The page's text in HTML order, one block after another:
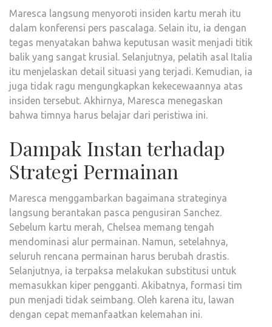
Maresca langsung menyoroti insiden kartu merah itu
dalam konferensi pers pascalaga. Selain itu, ia dengan
tegas menyatakan bahwa keputusan wasit menjadi titik
balik yang sangat krusial. Selanjutnya, pelatih asal Italia
itu menjelaskan detail situasi yang terjadi. Kemudian, ia
juga tidak ragu mengungkapkan kekecewaannya atas
insiden tersebut. Akhirnya, Maresca menegaskan
bahwa timnya harus belajar dari peristiwa ini.
Dampak Instan terhadap
Strategi Permainan
Maresca menggambarkan bagaimana strateginya
langsung berantakan pasca pengusiran Sanchez.
Sebelum kartu merah, Chelsea memang tengah
mendominasi alur permainan. Namun, setelahnya,
seluruh rencana permainan harus berubah drastis.
Selanjutnya, ia terpaksa melakukan substitusi untuk
memasukkan kiper pengganti. Akibatnya, formasi tim
pun menjadi tidak seimbang. Oleh karena itu, lawan
dengan cepat memanfaatkan kelemahan ini.